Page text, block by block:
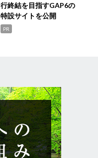
行終結を目指すGAP6の
特設サイトを公開
PR